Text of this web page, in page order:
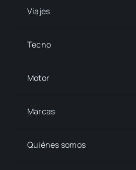
Viajes
Tecno
Motor
Marcas
Quiénes somos